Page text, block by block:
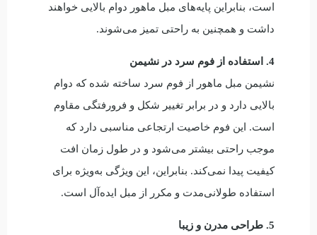
است، بنابراین پایه‌های مبل ماهور دوام بالایی خواهند
داشت و همچنین به راحتی تمیز می‌شوند.
4. استفاده از فوم سرد در نشیمن
نشیمن مبل ماهور از فوم سرد ساخته شده که دوام
بالایی دارد و در برابر تغییر شکل و فرورفتگی مقاوم
است. این فوم خاصیت ارتجاعی مناسبی دارد که
موجب راحتی بیشتر می‌شود و در طول زمان افت
کیفیت پیدا نمی‌کند. بنابراین، این ویژگی به‌ویژه برای
استفاده طولانی‌مدت و مکرر از مبل ایده‌آل است.
5. طراحی مدرن و زیبا